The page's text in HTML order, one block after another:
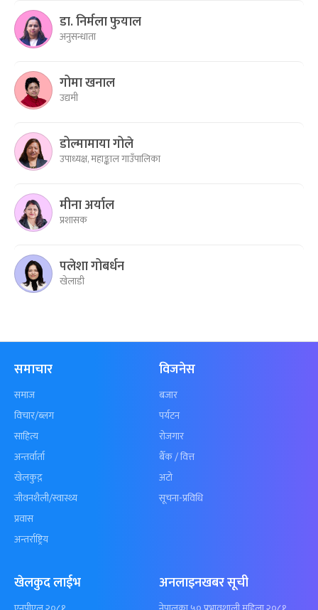
डा. निर्मला फुयाल
अनुसन्धाता
गोमा खनाल
उद्यमी
डोल्मामाया गोले
उपाध्यक्ष, महाङ्काल गाउँपालिका
मीना अर्याल
प्रशासक
पलेशा गोबर्धन
खेलाडी
समाचार
समाज
विचार/ब्लग
साहित्य
अन्तर्वार्ता
खेलकुद़़
जीवनशैली/स्वास्थ्य
प्रवास
अन्तर्राष्ट्रिय
विजनेस
बजार
पर्यटन
रोजगार
बैँक / वित्त
अटो
सूचना-प्रविधि
खेलकुद लाईभ अनलाइनखबर सूची